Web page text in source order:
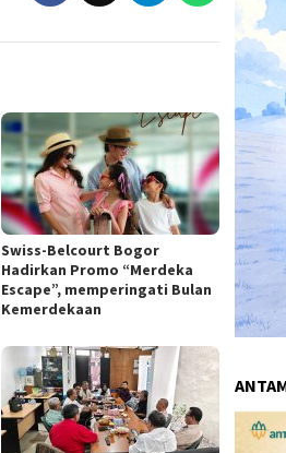
Swiss-Belcourt Bogor
Hadirkan Promo “Merdeka
Escape”, memperingati Bulan
Kemerdekaan